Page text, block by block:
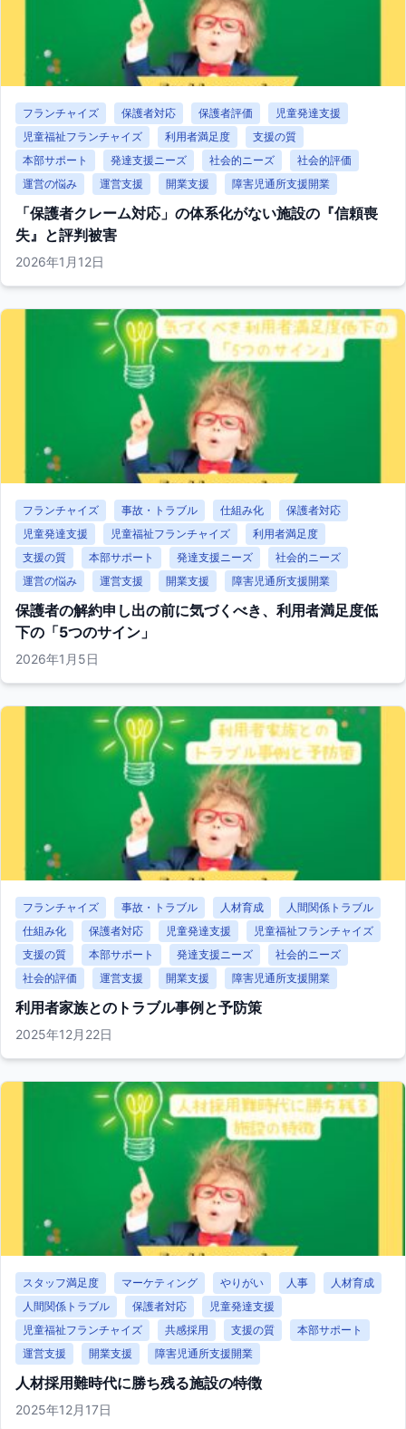
フランチャイズ 保護者対応 保護者評価
児童発達支援
児童福祉フランチャイズ
利用者満足度
支援の質
本部サポート
発達支援ニーズ 社会的ニーズ
社会的評価
運営の悩み
運営支援 開業支援 障害児通所支援開業
「保護者クレーム対応」の体系化がない施設の『信頼喪
失』と評判被害
2026年1月12日
フランチャイズ 事故・トラブル 仕組み化
保護者対応
児童発達支援
児童福祉フランチャイズ
利用者満足度
支援の質
本部サポート 発達支援ニーズ
社会的ニーズ
運営の悩み
運営支援 開業支援 障害児通所支援開業
保護者の解約申し出の前に気づくべき、利用者満足度低
下の「5つのサイン」
2026年1月5日
フランチャイズ 事故・トラブル 人材育成
人間関係トラブル
仕組み化
保護者対応 児童発達支援
児童福祉フランチャイズ
支援の質
本部サポート 発達支援ニーズ
社会的ニーズ
社会的評価
運営支援 開業支援 障害児通所支援開業
利用者家族とのトラブル事例と予防策
2025年12月22日
スタッフ満足度 マーケティング やりがい 人事
人材育成
人間関係トラブル
保護者対応
児童発達支援
児童福祉フランチャイズ
共感採用 支援の質
本部サポート
運営支援
開業支援 障害児通所支援開業
人材採用難時代に勝ち残る施設の特徴
2025年12月17日